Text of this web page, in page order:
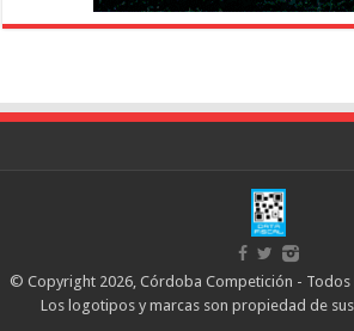
© Copyright 2026, Córdoba Competición -
Los logotipos y marcas son propiedad de